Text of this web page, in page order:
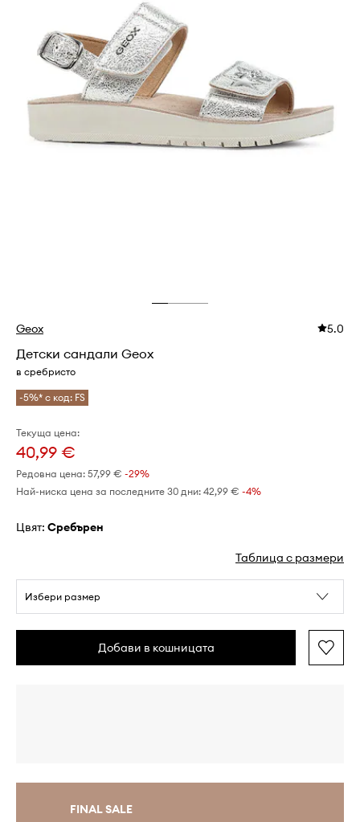
Geox 5.0
Детски сандали Geox
в сребристо
-5%* с код: FS
Текуща цена:
40,99 €
Редовна цена: 57,99 € -29%
Най-ниска цена за последните 30 дни: 42,99 € -4%
Цвят: сребърен
Таблица с размери
Избери размер
Добави в кошницата
FINAL SALE